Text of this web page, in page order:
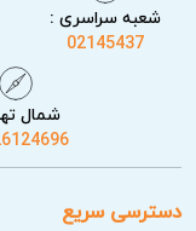
شعبه سراسری :
02145437
شمال
دسترسی سریع